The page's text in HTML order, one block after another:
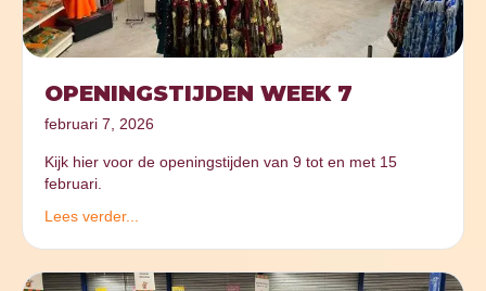
OPENINGSTIJDEN WEEK 7
februari 7, 2026
Kijk hier voor de openingstijden van 9 tot en met 15
februari.
Lees verder...